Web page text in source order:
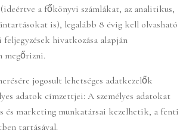
a főkönyvi számlákat, az analitikus,
is), legalább 8 évig kell olvasható
hivatkozása alapján
megőrizni.
jogosult lehetséges adatkezelők
adatok címzettjei: A személyes adatokat
és marketing munkatársai kezelhetik, a fenti
tartásával.